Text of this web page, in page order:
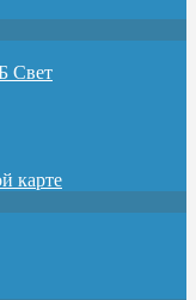
Свет
карте